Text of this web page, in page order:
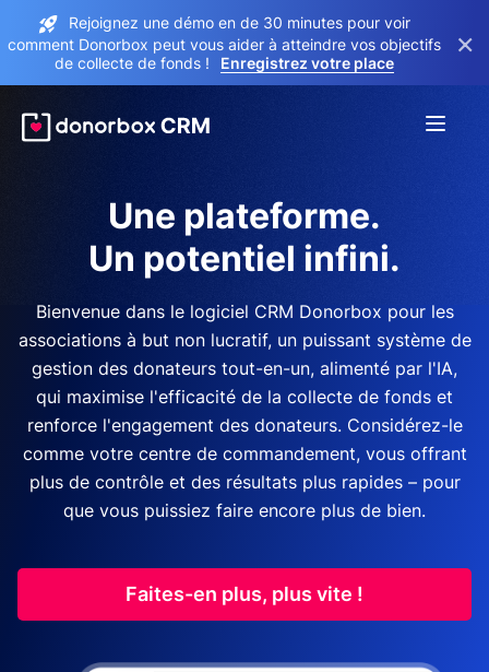
Rejoignez une démo en de 30 minutes pour voir
comment Donorbox peut vous aider à atteindre vos objectifs
de collecte de fonds !
Enregistrez votre place
×
Une plateforme.
Un potentiel infini.
Bienvenue dans le logiciel CRM Donorbox pour les
associations à but non lucratif, un puissant système de
gestion des donateurs tout-en-un, alimenté par l'IA,
qui maximise l'efficacité de la collecte de fonds et
renforce l'engagement des donateurs. Considérez-le
comme votre centre de commandement, vous offrant
plus de contrôle et des résultats plus rapides – pour
que vous puissiez faire encore plus de bien.
Faites-en plus, plus vite !